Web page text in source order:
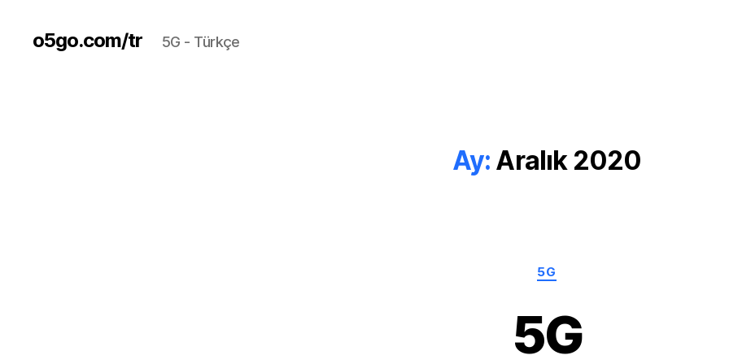
o5go.com/tr 5G - Türkçe
Ay: Aralık 2020
Kategoriler
5G
5G